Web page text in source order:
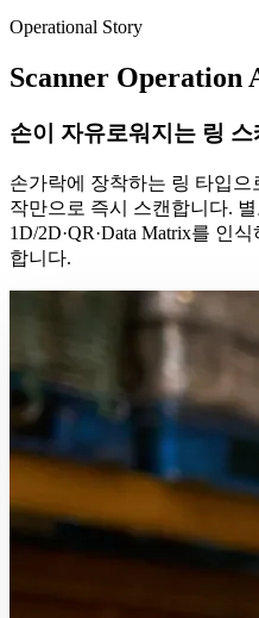
Operational Story
Scanner Operation
손이 자유로워지는 링 스
손가락에 장착하는 링 타입으
작만으로 즉시 스캔합니다.
1D/2D·QR·Data Matrix를 인
합니다.